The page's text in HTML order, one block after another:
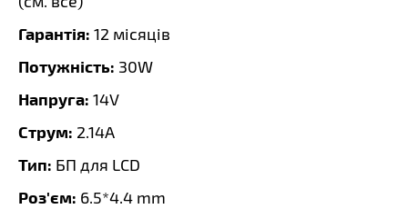
Гарантія: 12 місяців
Потужність: 30W
Напруга: 14V
Струм: 2.14A
Тип: БП для LCD
Роз'єм: 6.5*4.4 mm